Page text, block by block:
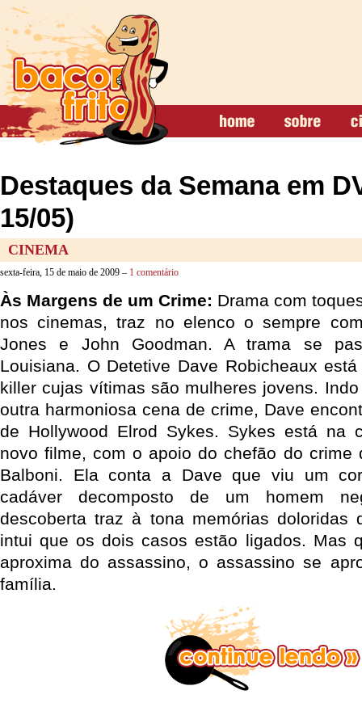
Destaques da Semana em
15/05)
CINEMA
sexta-feira, 15 de maio de 2009 – 1 comentário
Às Margens de um Crime: Drama com
nos cinemas, traz no elenco o sempre
Jones e John Goodman. A trama se
Louisiana. O Detetive Dave Robicheaux
killer cujas vítimas são mulheres jovens.
outra harmoniosa cena de crime, Dave
de Hollywood Elrod Sykes. Sykes está na
novo filme, com o apoio do chefão do crime
Balboni. Ela conta a Dave que viu um
cadáver decomposto de um homem
descoberta traz à tona memórias doloridas
intui que os dois casos estão ligados. Mas
aproxima do assassino, o assassino se
família.